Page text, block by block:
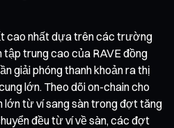
cao nhất dựa trên các trường
trung cao của RAVE đồng
giải phóng thanh khoản ra thị
lớn. Theo dõi on-chain cho
lớn từ ví sang sàn trong đợt tăng
đều từ ví về sàn, các đợt